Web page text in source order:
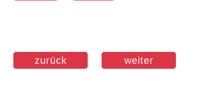
zurück weiter